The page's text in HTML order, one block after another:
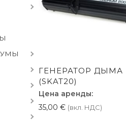
ГЕНЕРАТОР ДЫМА
(SKAT20)
Цена аренды:
35,00 € (вкл. НДС)